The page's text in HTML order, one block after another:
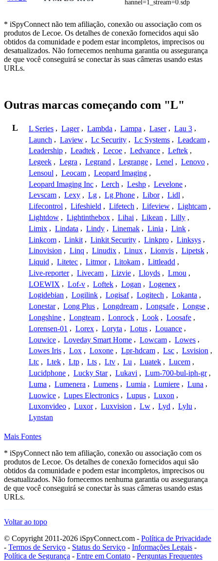
hannel=1_stream=0.sdp
* iSpyConnect não tem afiliação, conexão ou associação com os
produtos de Lecoe. Os detalhes de conexão fornecidos aqui são
obtidos da comunidade e podem estar incompletos, imprecisos ou
desatualizados. Não fornecemos nenhuma garantia ou assegurança
de que você conseguirá se conectar às suas câmeras usando estas
URLs.
Outras marcas começando com "L"
L L Series , Lager , Lambda , Lampa , Laser , Lau 3 ,
Launch , Laview , Lc Security , Lc Systems , Leadcam ,
Leadership , Leadtek , Lecoe , Ledvance , Leftek ,
Legeek , Legra , Legrand , Legrange , Lenel , Lenovo ,
Lensoul , Leocam , Leopard Imaging ,
Leopard Imaging Inc , Lerch , Leshp , Levelone ,
Levscam , Lexy , Lg , Lg Phone , Libor , Lidl ,
Lifecontrol , Lifeshield , Lifetech , Lifeview , Lightcam ,
Lightdow , Lightinthebox , Lihai , Likean , Lilly ,
Limix , Lindata , Lindy , Linemak , Linia , Link ,
Linkcom , Linkit , Linkit Security , Linkpro , Linksys ,
Linovision , Linq , Linudix , Linux , Lionvis , Lipetsk ,
Liquid , Litetec , Litmor , Litokam , Littleadd ,
Live-reporter , Livecam , Lizvie , Lloyds , Lmou ,
LOEWIX , Lof-v , Loftek , Logan , Logenex ,
Logidebian , Logilink , Logisaf , Logitech , Lokanta ,
Lonestar , Long Plus , Longdream , Longsafe , Longse ,
Longshine , Longteam , Lonrock , Look , Loosafe ,
Lorensen-01 , Lorex , Loryta , Lotus , Louance ,
Louwice , Loveday Smart Home , Lowcam , Lowes ,
Lowes Iris , Lox , Loxone , Lpr-hdcam , Lsc , Lsvision ,
Ltc , Ltek , Ltp , Lts , Ltv , Lu , Luatek , Lucem ,
Lucidphone , Lucky Star , Lukavi , Lum-700-bul-iph-gr ,
Luma , Lumenera , Lumens , Lumia , Lumiere , Luna ,
Luowice , Lupes Electronics , Lupus , Luxon ,
Luxonvideo , Luxor , Luxvision , Lw , Lyd , Lylu ,
Lynstan
Mais Fontes
* iSpyConnect não tem afiliação, conexão ou associação com os
produtos de Lecoe. Os detalhes de conexão fornecidos aqui são
obtidos da comunidade e podem estar incompletos, imprecisos ou
desatualizados. Não fornecemos nenhuma garantia ou assegurança
de que você conseguirá se conectar às suas câmeras usando estas
URLs.
Voltar ao topo
© Copyright 2011-2026 iSpyConnect.com - Política de Privacidade
- Termos de Serviço - Status do Serviço - Informações Legais -
Política de Segurança - Entre em Contato - Perguntas Frequentes